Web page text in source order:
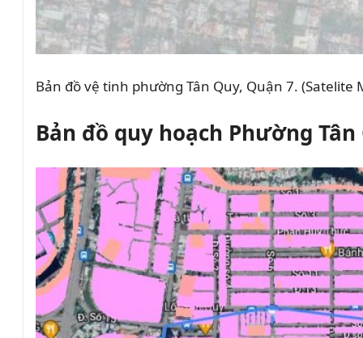
Bản đồ vệ tinh phường Tân Quy, Quận 7. (Satelite
Bản đồ quy hoạch Phường